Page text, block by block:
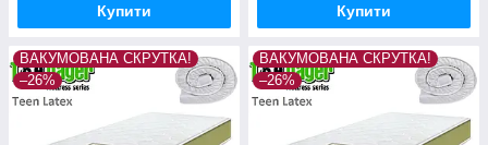
Купити Купити
ВАКУМОВАНА СКРУТКА!
–26%
ВАКУМОВАНА СКРУТКА!
–26%